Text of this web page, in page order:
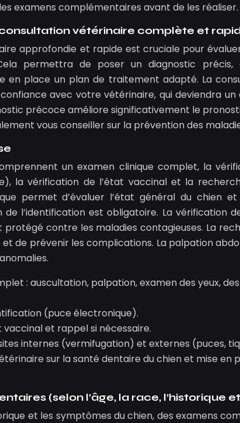
examens complémentaires avant de les réaliser.
consultation vétérinaire complète et
approfondie et rapide est cruciale pour
permettra de poser un diagnostic précis,
en place un plan de traitement adapté. La
avec votre vétérinaire, qui deviendra
précoce améliore significativement le
vous conseiller sur la prévention des
un examen clinique complet, la
la vérification de l’état vaccinal et la
permet d’évaluer l’état général du chien
de l’identification est obligatoire. La vérification
protégé contre les maladies contagieuses. La
de prévenir les complications. La palpation
: auscultation, palpation, examen des yeux,
(puce électronique).
vaccinal et rappel si nécessaire.
internes (vermifugation) et externes (puces,
sur la santé dentaire du chien et mise en
(selon l’âge, la race, l’historique
et les symptômes du chien, des examens